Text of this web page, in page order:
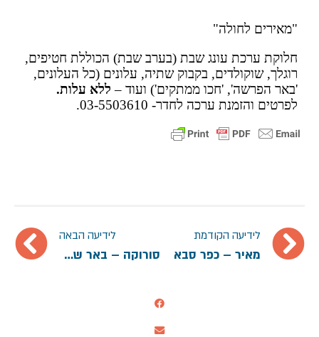
"מאירים לחולה"
חלוקת ערכת עונג שבת (בערב שבת) הכוללת חטיפים,
רוגלך, שוקולדים, בקבוק שתיה, עלונים (כל העלונים,
'באר הפרשה', 'חכו ממתקים') ועוד – ללא עלות.
לפרטים והזמנת ערכה לחדר- 03-5503610.
לידיעה הקודמת
מאיר – כפר סבא
לידיעה הבאה
סורוקה – באר שבע